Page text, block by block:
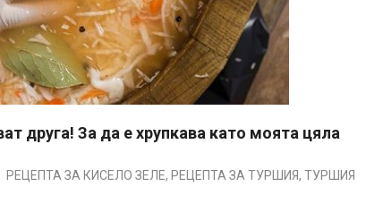
друга! За да е хрупкава като моята цяла
РЕЦЕПТА ЗА КИСЕЛО ЗЕЛЕ, РЕЦЕПТА ЗА ТУРШИЯ, ТУРШИЯ